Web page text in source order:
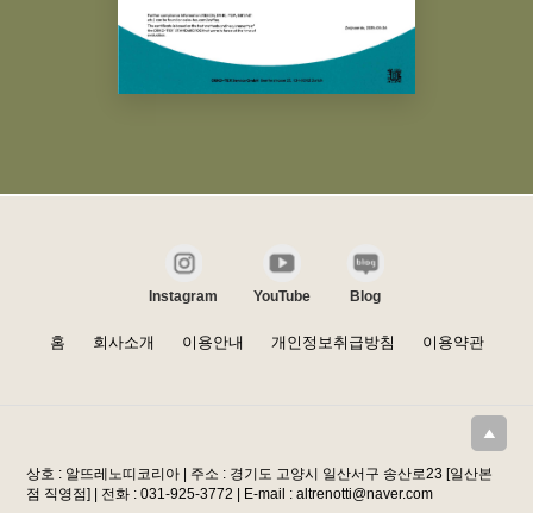
Instagram YouTube Blog
홈 회사소개 이용안내 개인정보취급방침 이용약관
상호 : 알뜨레노띠코리아 | 주소 : 경기도 고양시 일산서구 송산로23 [일산본
점 직영점] | 전화 : 031-925-3772 | E-mail : altrenotti@naver.com